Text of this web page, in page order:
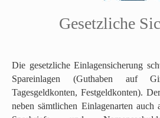
a
o
b
e
n
Gesetzliche
Die gesetzliche Einlagensicherung
Spareinlagen (Guthaben auf
Tagesgeldkonten, Festgeldkonten).
neben sämtlichen Einlagenarten auch